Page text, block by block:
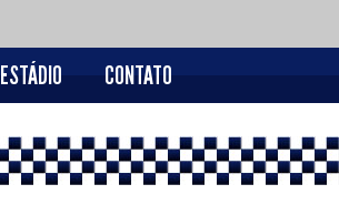
ESTÁDIO CONTATO